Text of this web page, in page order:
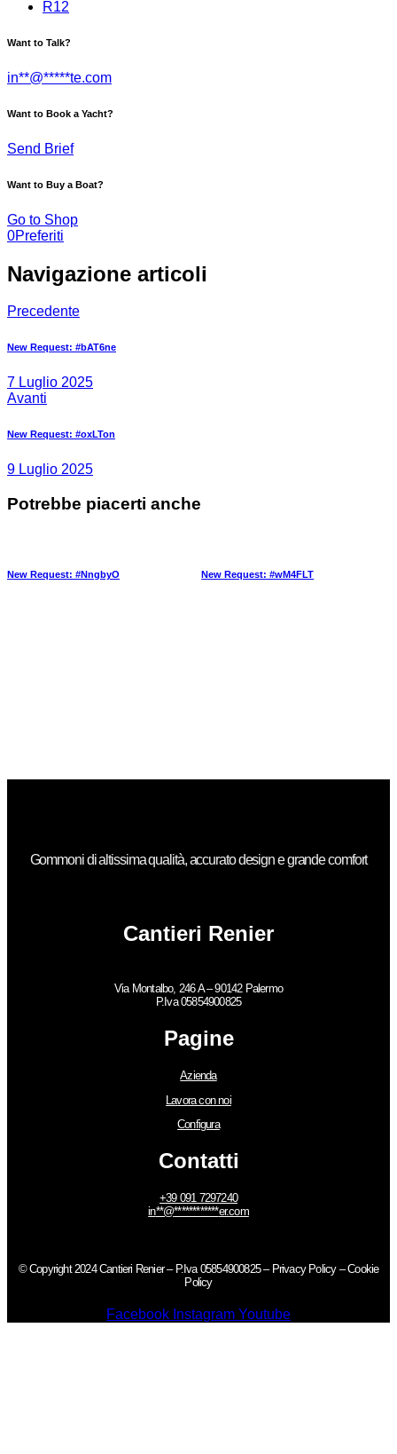
R12
Want to Talk?
in**@*****te.com
Want to Book a Yacht?
Send Brief
Want to Buy a Boat?
Go to Shop
0Preferiti
Navigazione articoli
Precedente
New Request: #bAT6ne
7 Luglio 2025
Avanti
New Request: #oxLTon
9 Luglio 2025
Potrebbe piacerti anche
New Request: #NngbyO New Request: #wM4FLT
Gommoni di altissima qualità, accurato design e grande comfort
Cantieri Renier
Via Montalbo, 246 A – 90142 Palermo
P.Iva 05854900825
Pagine
Azienda
Lavora con noi
Configura
Contatti
+39 091 7297240
in**@************er.com
© Copyright 2024 Cantieri Renier – P.Iva 05854900825 – Privacy Policy–Cookie
Policy
Facebook Instagram Youtube